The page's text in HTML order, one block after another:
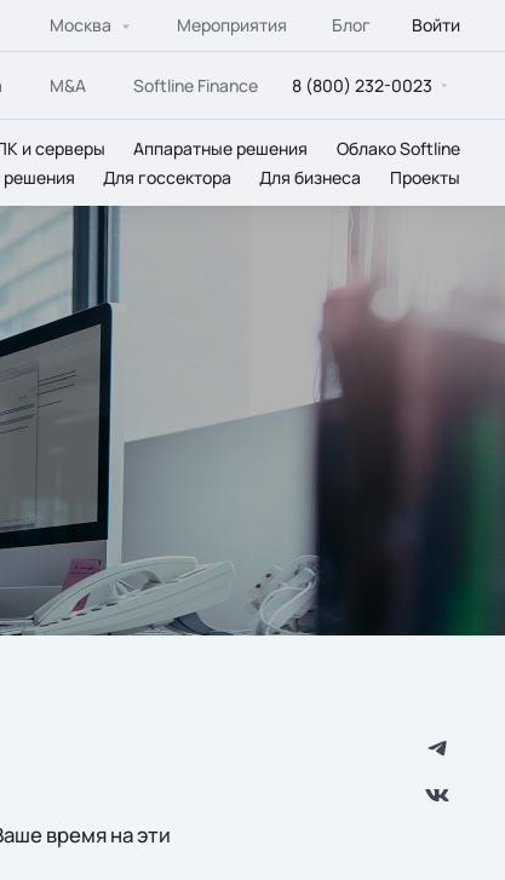
Москва Мероприятия Блог Войти
M&A Softline Finance 8 (800) 232-0023
и серверы Аппаратные решения
Облако Softline
Для госсектора Для бизнеса Проекты
время на эти